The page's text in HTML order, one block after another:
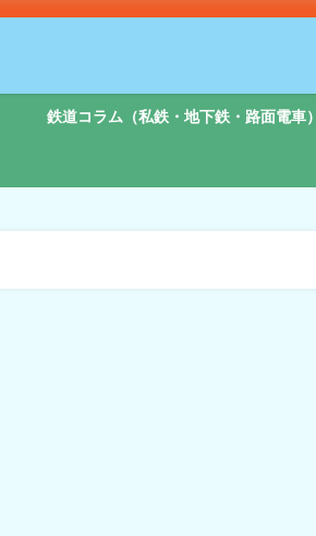
鉄道コラム（私鉄・地下鉄・路面電車）